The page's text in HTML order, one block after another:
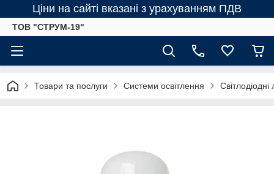
Ціни на сайті вказані з урахуванням ПДВ
ТОВ "СТРУМ-19"
Товари та послуги Системи освітлення